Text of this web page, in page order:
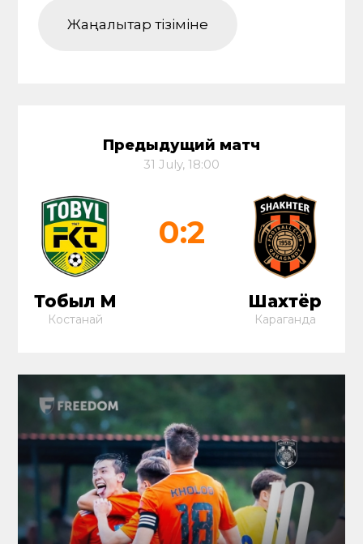
Жаңалықтар тізіміне
Предыдущий матч
31 July, 18:00
Тобыл М
Костанай
0:2
Шахтёр
Караганда